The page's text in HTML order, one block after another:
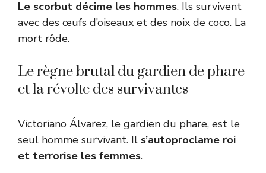
Le scorbut décime les hommes. Ils survivent
avec des œufs d’oiseaux et des noix de coco. La
mort rôde.
Le règne brutal du gardien de phare
et la révolte des survivantes
Victoriano Álvarez, le gardien du phare, est le
seul homme survivant. Il s’autoproclame roi
et terrorise les femmes.